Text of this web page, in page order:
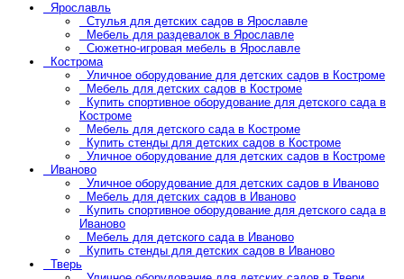
Ярославль
Стулья для детских садов в Ярославле
Мебель для раздевалок в Ярославле
Сюжетно-игровая мебель в Ярославле
Кострома
Уличное оборудование для детских садов в Костроме
Мебель для детских садов в Костроме
Купить спортивное оборудование для детского сада в
Костроме
Мебель для детского сада в Костроме
Купить стенды для детских садов в Костроме
Уличное оборудование для детских садов в Костроме
Иваново
Уличное оборудование для детских садов в Иваново
Мебель для детских садов в Иваново
Купить спортивное оборудование для детского сада в
Иваново
Мебель для детского сада в Иваново
Купить стенды для детских садов в Иваново
Тверь